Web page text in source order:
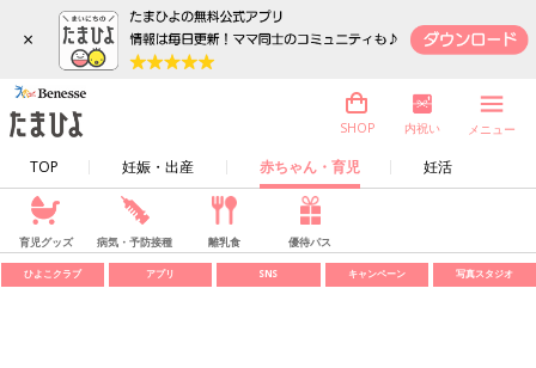
×
TOP 妊娠・出産 赤ちゃん・育児 妊活
SHOP 内祝い メニュー
育児グッズ 病気・予防接種 離乳食 優待パス
ひよこクラブ アプリ SNS キャンペーン 写真スタジオ